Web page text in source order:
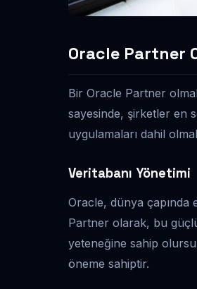
Oracle Partner
Bir Oracle Partner
sayesinde, şirketler en
uygulamaları dahil
Veritabanı Yönetimi
Oracle, dünya çapında
Partner olarak, bu
yeteneğine sahip
öneme sahiptir.